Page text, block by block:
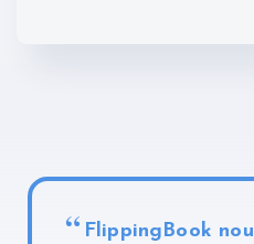
FlippingBook